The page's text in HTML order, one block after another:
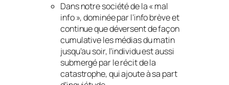
Dans notre société de la « mal
info », dominée par l’info brève et
continue que déversent de façon
cumulative les médias du matin
jusqu’au soir, l’individu est aussi
submergé par le récit de la
catastrophe, qui ajoute à sa part